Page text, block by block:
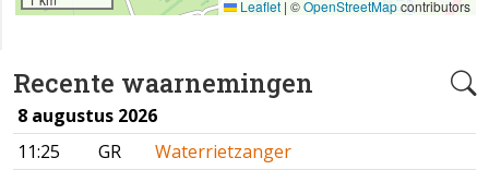
Recente waarnemingen
8 augustus 2026
11:25
GR
Waterrietzanger
Leaflet | ©OpenStreetMapcontributors